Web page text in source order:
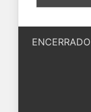
ENCERRADO